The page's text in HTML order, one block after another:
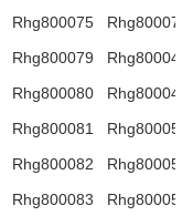
Rhg800075
Rhg800076
Rhg800079
Rhg800048
Rhg800080
Rhg800049
Rhg800081
Rhg800050
Rhg800082
Rhg800051
Rhg800083
Rhg800052